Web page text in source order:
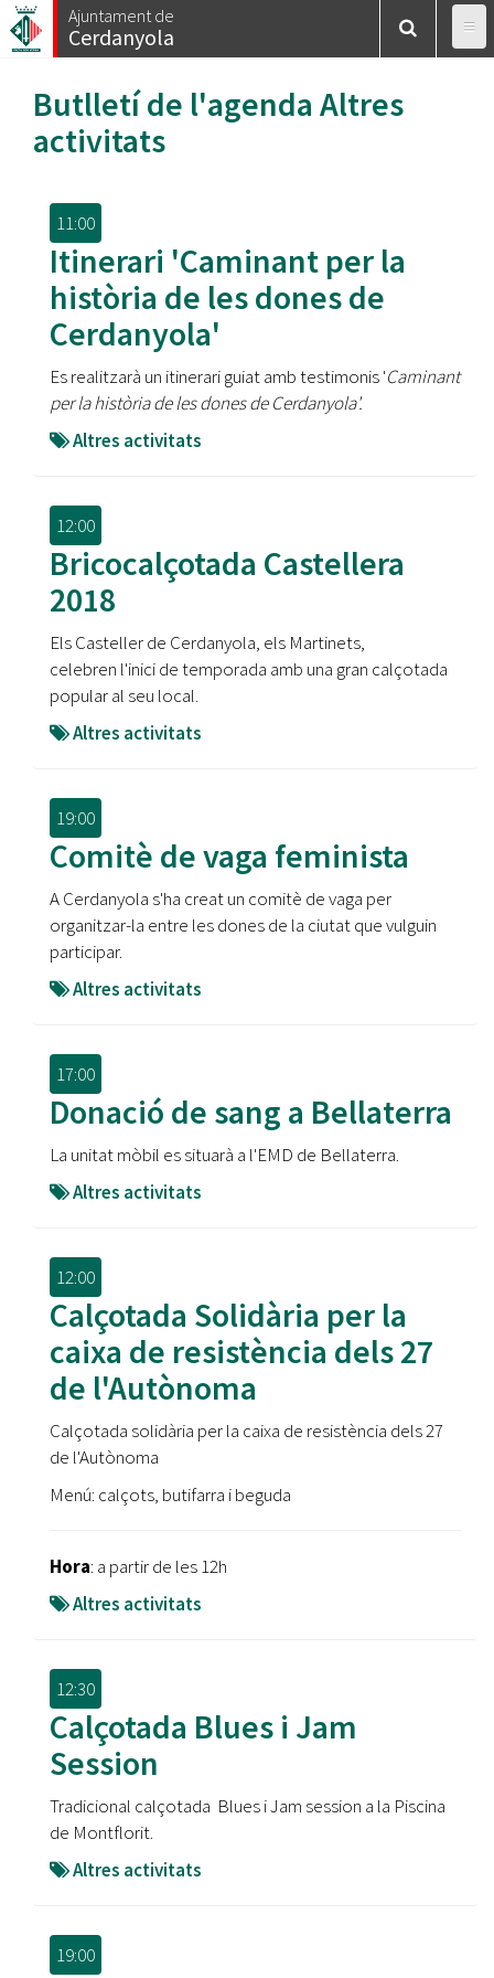
Vés
al
Ajuntament de
Cerdanyola
Butlletí de l'agenda Altres
activitats
11:00
Itinerari 'Caminant per la
història de les dones de
Cerdanyola'
Es realitzarà un itinerari guiat amb testimonis 'Caminant
per la història de les dones de Cerdanyola'.
Altres activitats
12:00
Bricocalçotada Castellera
2018
Els Casteller de Cerdanyola, els Martinets,
celebren l'inici de temporada amb una gran calçotada
popular al seu local.
Altres activitats
19:00
Comitè de vaga feminista
A Cerdanyola s'ha creat un comitè de vaga per
organitzar-la entre les dones de la ciutat que vulguin
participar.
Altres activitats
17:00
Donació de sang a Bellaterra
La unitat mòbil es situarà a l'EMD de Bellaterra.
Altres activitats
12:00
Calçotada Solidària per la
caixa de resistència dels 27
de l'Autònoma
Calçotada solidària per la caixa de resistència dels 27
de l'Autònoma
Menú: calçots, butifarra i beguda
Hora: a partir de les 12h
Altres activitats
12:30
Calçotada Blues i Jam
Session
Tradicional calçotada Blues i Jam session a la Piscina
de Montflorit.
Altres activitats
19:00